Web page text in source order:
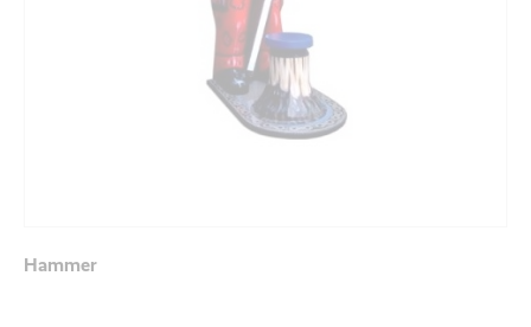
Hammer